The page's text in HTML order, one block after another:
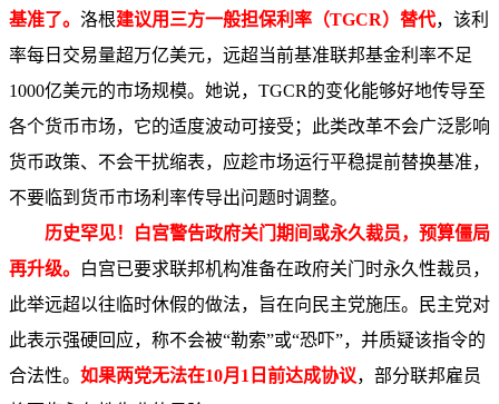
基准了。 洛根建议用三方一般担保利率（TGCR）替代，该利
率每日交易量超万亿美元，远超当前基准联邦基金利率不足
1000亿美元的市场规模。她说，TGCR的变化能够好地传导至
各个货币市场，它的适度波动可接受；此类改革不会广泛影响
货币政策、不会干扰缩表，应趁市场运行平稳提前替换基准，
不要临到货币市场利率传导出问题时调整。
历史罕见！白宫警告政府关门期间或永久裁员，预算僵局
再升级。
白宫已要求联邦机构准备在政府关门时永久性裁员，
此举远超以往临时休假的做法，旨在向民主党施压。民主党对
此表示强硬回应，称不会被“勒索”或“恐吓”，并质疑该指令的
合法性。 如果两党无法在10月1日前达成协议，部分联邦雇员